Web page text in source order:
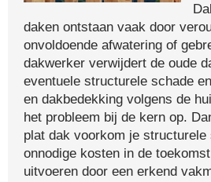
daken ontstaan vaak door
onvoldoende afwatering of
dakwerker verwijdert de oude
eventuele structurele schade
en dakbedekking volgens de
het probleem bij de kern op.
plat dak voorkom je
onnodige kosten in de
uitvoeren door een erkend